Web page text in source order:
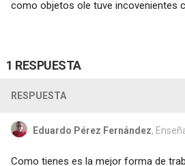
como objetos ole tuve incovenientes
1 RESPUESTA
RESPUESTA
Eduardo Pérez Fernández,
Como tienes es la mejor forma de